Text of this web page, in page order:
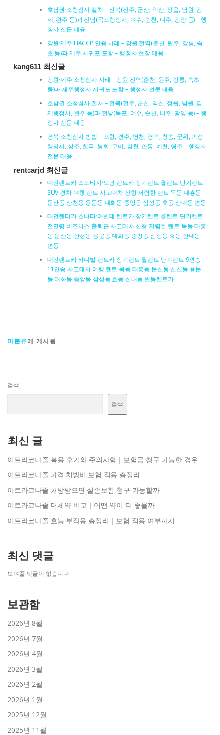
호남권 소청심사 절차 – 전북(전주, 군산, 익산, 정읍, 남원, 김
제, 완주 등)과 전남(목포행정사, 여수, 순천, 나주, 광양 등) – 행
정사 전문 대응
강원·제주 HACCP 인증 사례 – 강원 전역(춘천, 원주, 강릉, 속
초 등)과 제주·서귀포 포함 – 행정사 현장 대응
kang611 최신글
강원·제주 소청심사 사례 – 강원 전역(춘천, 원주, 강릉, 속초
등)과 제주행정사·서귀포 포함 – 행정사 전문 대응
호남권 소청심사 절차 – 전북(전주, 군산, 익산, 정읍, 남원, 김
제행정사, 완주 등)과 전남(목포, 여수, 순천, 나주, 광양 등) – 행
정사 전문 대응
경북 소청심사 방법 – 포항, 경주, 영천, 영덕, 청송, 군위, 의성
행정사, 상주, 칠곡, 봉화, 구미, 김천, 안동, 예천, 영주 – 행정사
전문 대응
rentcarjd 최신글
대전렌트카 스포티지·모닝 렌트카 장기렌트 월렌트 단기렌트
SUV 경차 여행 렌트 사고대차 신형 저렴한 렌트 목동 대흥동
둔산동 산천동 용문동 대화동 중앙동 삼성동 효동 산내동 변동
대전렌터카 소나타·아반테 렌트카 장기렌트 월렌트 단기렌트
전연령 비즈니스 출퇴근 사고대차 신형 저렴한 렌트 목동 대흥
동 둔산동 산천동 용문동 대화동 중앙동 삼성동 효동 산내동
변동
대전렌트카 카니발 렌트카 장기렌트 월렌트 단기렌트 9인승
11인승 사고대차 여행 렌트 목동 대흥동 둔산동 산천동 용문
동 대화동 중앙동 삼성동 효동 산내동 변동렌트카
미분류에 게시됨
검색
검색
최신 글
이트라코나졸 복용 후기와 주의사항｜보험금 청구 가능한 경우
이트라코나졸 가격·처방비·보험 적용 총정리
이트라코나졸 처방받으면 실손보험 청구 가능할까
이트라코나졸 대체약 비교｜어떤 약이 더 좋을까
이트라코나졸 효능·부작용 총정리｜보험 적용 여부까지
최신 댓글
보여줄 댓글이 없습니다.
보관함
2026년 8월
2026년 7월
2026년 4월
2026년 3월
2026년 2월
2026년 1월
2025년 12월
2025년 11월